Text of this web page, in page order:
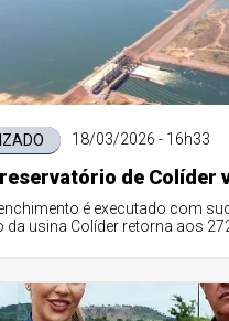
18/03/2026 - 16h33
de Colíder
é executado com
da usina Colíder retorna aos